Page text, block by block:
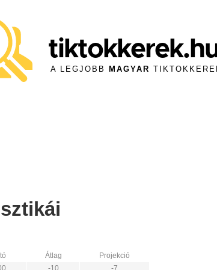
A LEGJOBB MAGYAR
Átlag
Projekció
-10 -7